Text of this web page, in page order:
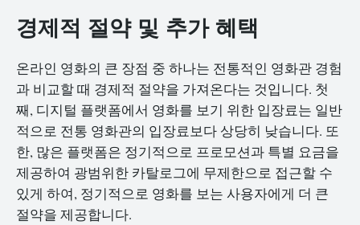
경제적 절약 및 추가 혜택
온라인 영화의 큰 장점 중 하나는 전통적인 영화관 경험
과 비교할 때 경제적 절약을 가져온다는 것입니다. 첫
째, 디지털 플랫폼에서 영화를 보기 위한 입장료는 일반
적으로 전통 영화관의 입장료보다 상당히 낮습니다. 또
한, 많은 플랫폼은 정기적으로 프로모션과 특별 요금을
제공하여 광범위한 카탈로그에 무제한으로 접근할 수
있게 하여, 정기적으로 영화를 보는 사용자에게 더 큰
절약을 제공합니다.